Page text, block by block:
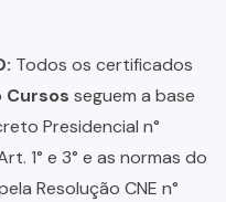
Todos os certificados
Cursos seguem a base
Presidencial n°
1° e 3° e as normas do
Resolução CNE n°